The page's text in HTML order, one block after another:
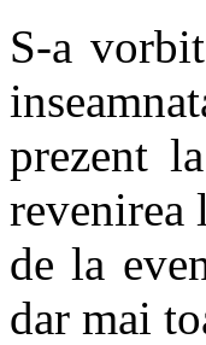
S-a
prezent
revenirea
de la
dar mai